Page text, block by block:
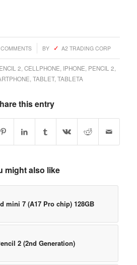
/ BY A2 TRADING CORP
2 ,CELLPHONE IPHONE PENCIL 2
,TABLET,TABLETA
this entry
might also like
mini 7 (A17 Pro chip) 128GB
2 (2nd Generation)